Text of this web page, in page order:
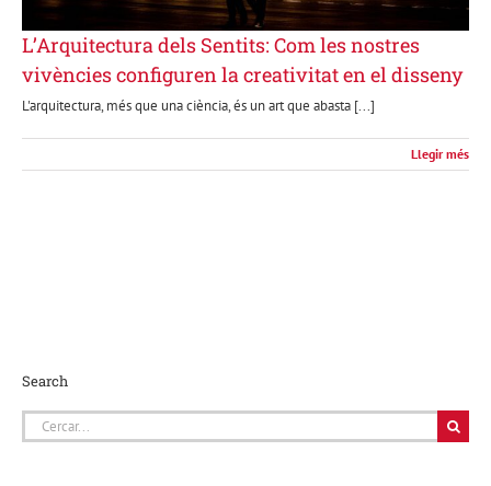
L’Arquitectura dels Sentits: Com les nostres
vivències configuren la creativitat en el disseny
L'arquitectura, més que una ciència, és un art que abasta [...]
Llegir més
Search
Cerca
…